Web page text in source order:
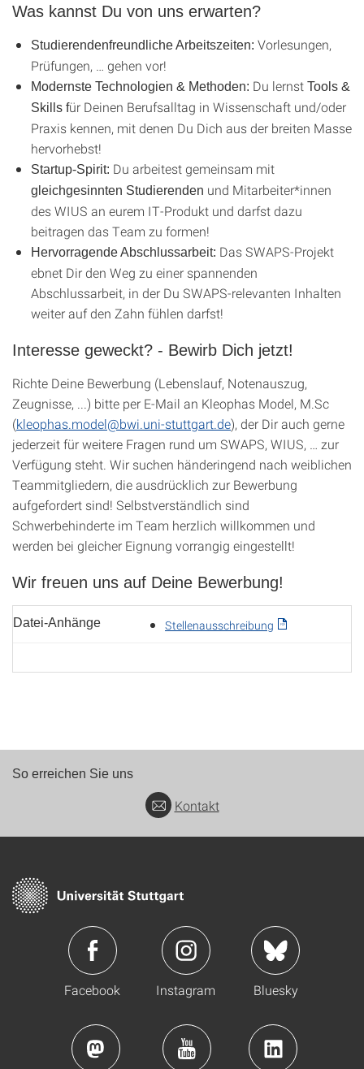
Was kannst Du von uns erwarten?
Studierendenfreundliche Arbeitszeiten: Vorlesungen,
Prüfungen, … gehen vor!
Modernste Technologien & Methoden: Du lernst Tools &
Skills für Deinen Berufsalltag in Wissenschaft und/oder
Praxis kennen, mit denen Du Dich aus der breiten Masse
hervorhebst!
Startup-Spirit: Du arbeitest gemeinsam mit
gleichgesinnten Studierenden und Mitarbeiter*innen
des WIUS an eurem IT-Produkt und darfst dazu
beitragen das Team zu formen!
Hervorragende Abschlussarbeit: Das SWAPS-Projekt
ebnet Dir den Weg zu einer spannenden
Abschlussarbeit, in der Du SWAPS-relevanten Inhalten
weiter auf den Zahn fühlen darfst!
Interesse geweckt? - Bewirb Dich jetzt!
Richte Deine Bewerbung (Lebenslauf, Notenauszug,
Zeugnisse, ...) bitte per E-Mail an Kleophas Model, M.Sc
(kleophas.model@bwi.uni-stuttgart.de), der Dir auch gerne
jederzeit für weitere Fragen rund um SWAPS, WIUS, … zur
Verfügung steht. Wir suchen händeringend nach weiblichen
Teammitgliedern, die ausdrücklich zur Bewerbung
aufgefordert sind! Selbstverständlich sind
Schwerbehinderte im Team herzlich willkommen und
werden bei gleicher Eignung vorrangig eingestellt!
Wir freuen uns auf Deine Bewerbung!
Datei-Anhänge Stellenausschreibung
So erreichen Sie uns
Kontakt
Facebook Instagram Bluesky